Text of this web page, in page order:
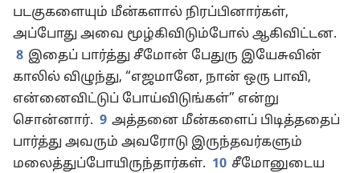
படகுகளையும் மீன்களால் நிரப்பினார்கள்,
அப்போது அவை மூழ்கிவிடும்போல் ஆகிவிட்டன.
8 இதைப் பார்த்து சீமோன் பேதுரு இயேசுவின்
காலில் விழுந்து, “எஜமானே, நான் ஒரு பாவி,
என்னைவிட்டுப் போய்விடுங்கள்” என்று
சொன்னார். 9 அத்தனை மீன்களைப் பிடித்ததைப்
பார்த்து அவரும் அவரோடு இருந்தவர்களும்
மலைத்துப்போயிருந்தார்கள். 10 சீமோனுடைய